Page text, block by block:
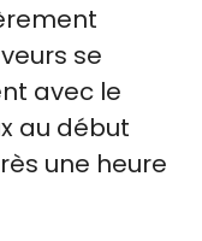
se
avec le
au début
une heure